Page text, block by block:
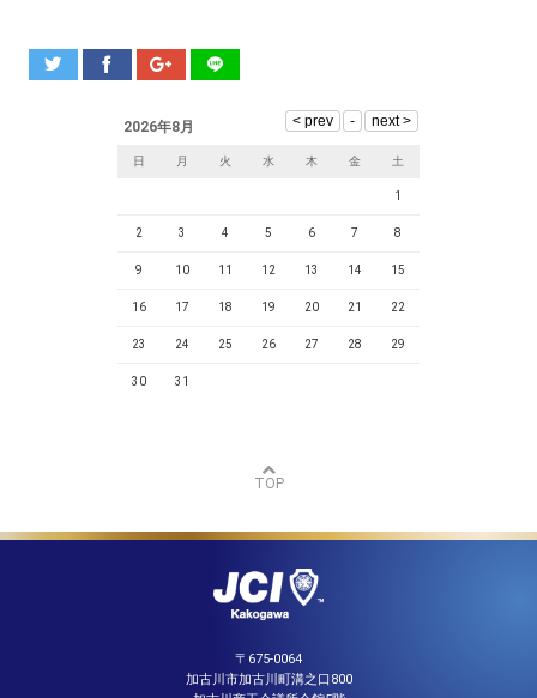
2026年8月
日 月 火 水 木 金 土
1
2 3 4 5 6 7 8
9 10 11 12 13 14 15
16 17 18 19 20 21 22
23 24 25 26 27 28 29
30 31
TOP
〒675-0064
加古川市加古川町溝之口800